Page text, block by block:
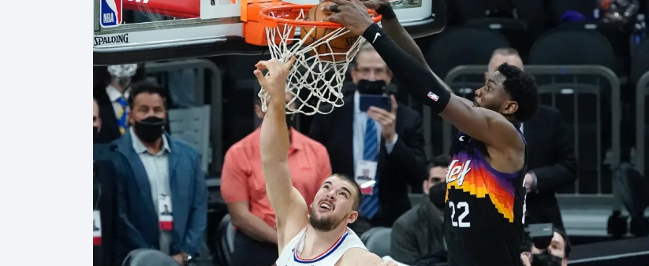
Curling
Dostihy
Florbal
Futsal
Golf
Gymnastika
Moderní pětiboj
Motorsport
Olympijské hry
Parasport
Plavání
Plážový volejbal
Triatlon
Vodní slalom
Ostatní